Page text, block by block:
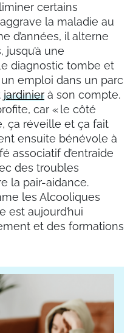
certains
la maladie au
d’années, il alterne
une
diagnostic tombe et
emploi dans un parc
jardinier à son compte.
car « le côté
ça réveille et ça fait
ensuite bénévole à
associatif d’entraide
des troubles
la pair-aidance.
les Alcooliques
est aujourd’hui
et des formations